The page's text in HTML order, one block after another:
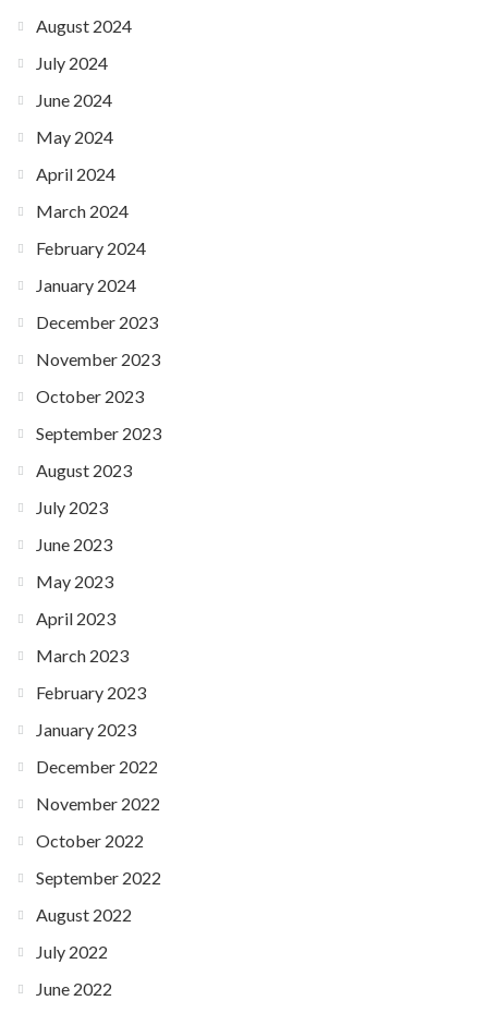
August 2024
July 2024
June 2024
May 2024
April 2024
March 2024
February 2024
January 2024
December 2023
November 2023
October 2023
September 2023
August 2023
July 2023
June 2023
May 2023
April 2023
March 2023
February 2023
January 2023
December 2022
November 2022
October 2022
September 2022
August 2022
July 2022
June 2022